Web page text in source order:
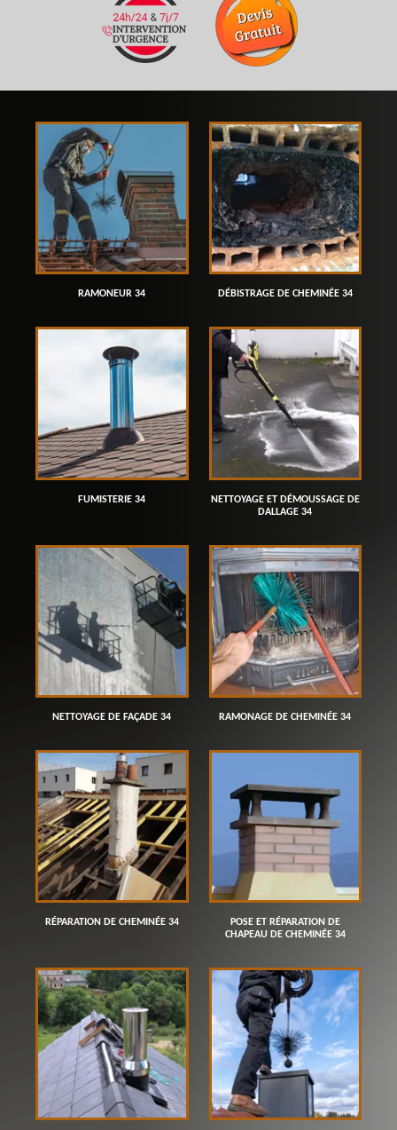
RAMONEUR 34 DÉBISTRAGE DE CHEMINÉE 34
FUMISTERIE 34
NETTOYAGE ET DÉMOUSSAGE DE
DALLAGE 34
NETTOYAGE DE FAÇADE 34 RAMONAGE DE CHEMINÉE 34
RÉPARATION DE CHEMINÉE 34
POSE ET RÉPARATION DE
CHAPEAU DE CHEMINÉE 34